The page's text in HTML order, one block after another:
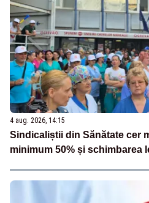
4 aug. 2026, 14:15
Sindicaliștii din Sănătate cer
minimum 50% și schimbarea